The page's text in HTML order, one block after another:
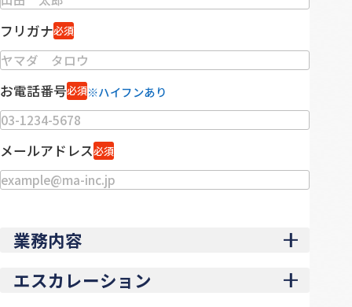
フリガナ必須
お電話番号必須※ハイフンあり
メールアドレス必須
業務内容
エスカレーション